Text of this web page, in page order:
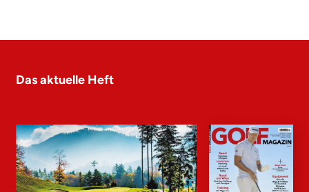
Das aktuelle Heft